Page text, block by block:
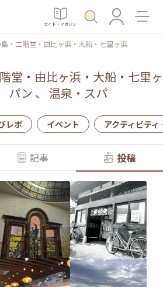
ガイド・マガジン
・二階堂・由比ヶ浜・大船・七里ヶ浜
堂・由比ヶ浜・大船・七里ヶ
パン 、 温泉・スパ
レポ イベント アクティビティ
記事 投稿